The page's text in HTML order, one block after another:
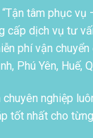
tâm phục vụ
cấp dịch vụ tư
phí vận
Phú Yên, Huế,
nghiệp
tốt nhất cho